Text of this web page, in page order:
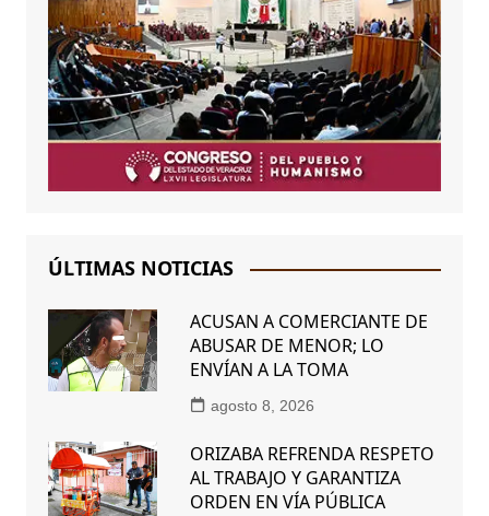
ÚLTIMAS NOTICIAS
ACUSAN A COMERCIANTE DE
ABUSAR DE MENOR; LO
ENVÍAN A LA TOMA
agosto 8, 2026
ORIZABA REFRENDA RESPETO
AL TRABAJO Y GARANTIZA
ORDEN EN VÍA PÚBLICA